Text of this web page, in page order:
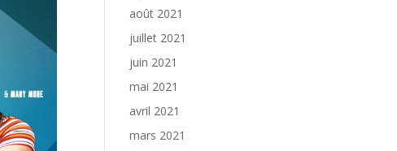
août 2021
juillet 2021
juin 2021
mai 2021
avril 2021
mars 2021